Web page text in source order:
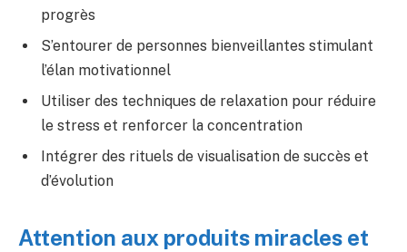
progrès
S’entourer de personnes bienveillantes stimulant
l’élan motivationnel
Utiliser des techniques de relaxation pour réduire
le stress et renforcer la concentration
Intégrer des rituels de visualisation de succès et
d’évolution
Attention aux produits miracles et